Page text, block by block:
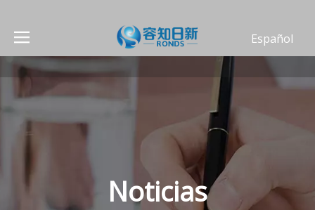
Español
العربية
Deutsch
Noticias